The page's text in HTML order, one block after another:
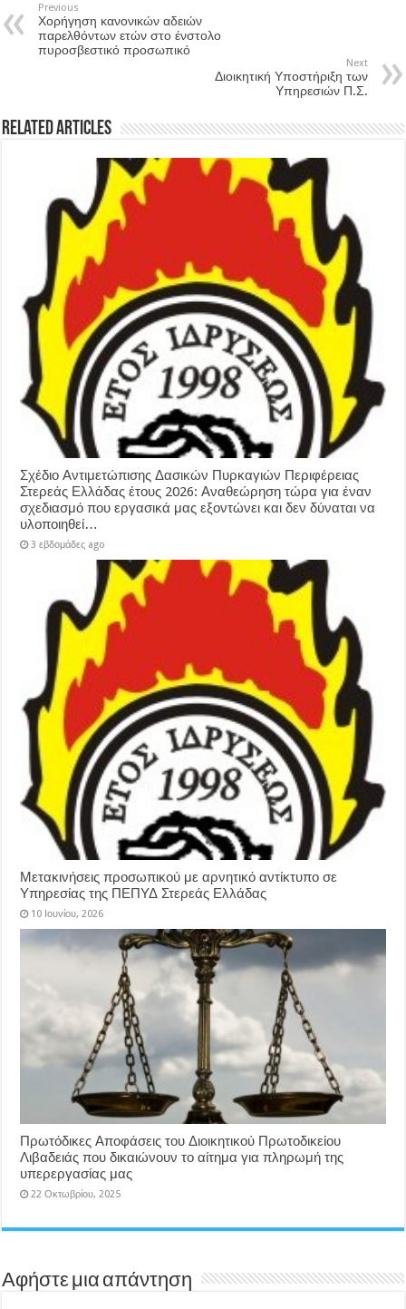
Previous
Χορήγηση κανονικών αδειών
παρελθόντων ετών στο ένστολο
πυροσβεστικό προσωπικό
Next
Διοικητική Υποστήριξη των
Υπηρεσιών Π.Σ.
Related Articles
Σχέδιο Αντιμετώπισης Δασικών Πυρκαγιών Περιφέρειας
Στερεάς Ελλάδας έτους 2026: Αναθεώρηση τώρα για έναν
σχεδιασμό που εργασικά μας εξοντώνει και δεν δύναται να
υλοποιηθεί…
3 εβδομάδες ago
Μετακινήσεις προσωπικού με αρνητικό αντίκτυπο σε
Υπηρεσίας της ΠΕΠΥΔ Στερεάς Ελλάδας
10 Ιουνίου, 2026
Πρωτόδικες Αποφάσεις του Διοικητικού Πρωτοδικείου
Λιβαδειάς που δικαιώνουν το αίτημα για πληρωμή της
υπερεργασίας μας
22 Οκτωβρίου, 2025
Αφήστε μια απάντηση